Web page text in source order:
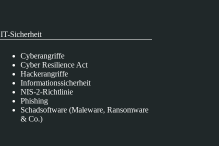
IT-Sicherheit
Cyberangriffe
Cyber Resilience Act
Hackerangriffe
Informationssicherheit
NIS-2-Richtlinie
Phishing
Schadsoftware (Maleware, Ransomware
& Co.)